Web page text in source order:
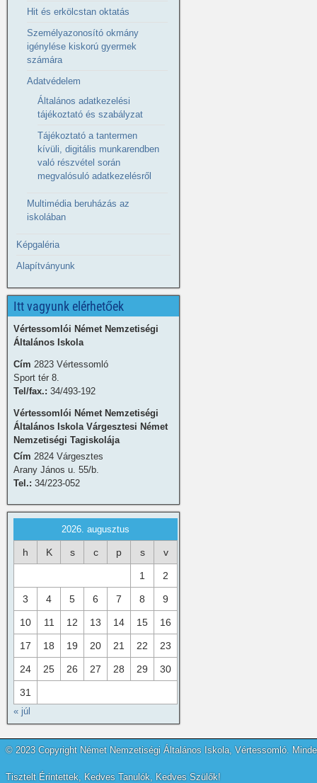
Hit és erkölcstan oktatás
Személyazonosító okmány
igénylése kiskorú gyermek
számára
Adatvédelem
Általános adatkezelési
tájékoztató és szabályzat
Tájékoztató a tantermen
kívüli, digitális munkarendben
való részvétel során
megvalósuló adatkezelésről
Multimédia beruházás az
iskolában
Képgaléria
Alapítványunk
Itt vagyunk elérhetőek
Vértessomlói Német Nemzetiségi
Általános Iskola
Cím 2823 Vértessomló
Sport tér 8.
Tel/fax.: 34/493-192
Vértessomlói Német Nemzetiségi
Általános Iskola Várgesztesi Német
Nemzetiségi Tagiskolája
Cím 2824 Várgesztes
Arany János u. 55/b.
Tel.: 34/223-052
2026. augusztus
h K s c p s v
1 2
3 4 5 6 7 8 9
10 11 12 13 14 15 16
17 18 19 20 21 22 23
24 25 26 27 28 29 30
31
« júl
© 2023 Copyright Német Nemzetiségi Általános Iskola, Vértessomló.
Tisztelt Érintettek, Kedves Tanulók, Kedves Szülők!